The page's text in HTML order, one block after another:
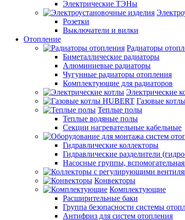
Электрические ТЭНы
Розетки
Выключатели и вилки
Отопление
Радиаторы
Биметаллические радиаторы
Алюминиевые радиаторы
Чугунные радиаторы отопления
Комплектующие для радиаторов
Электрические
Газовые
Теплые полы
Теплые водяные полы
Секции нагревательные кабельные
Гидравлические коллекторы
Гидравлические разделители
Насосные группы, вспомогательная
Конвекторы
Комплектующие
Расширительные баки
Группа безопасности системы
Антифриз для систем отопления